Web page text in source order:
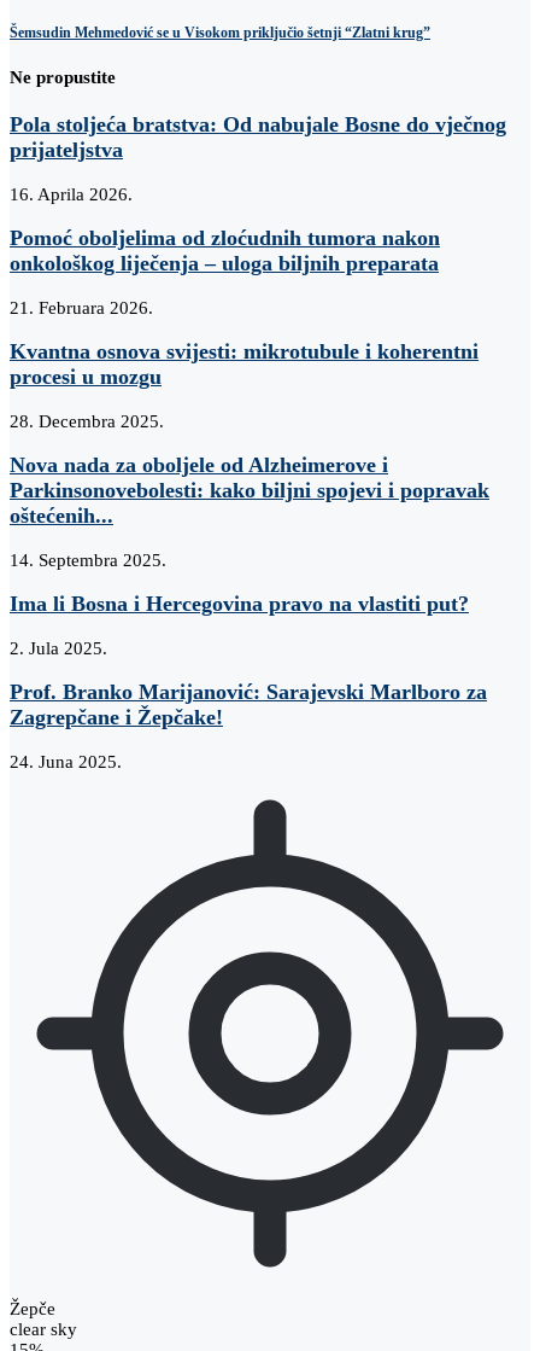
Šemsudin Mehmedović se u Visokom priključio šetnji “Zlatni krug”
Ne propustite
Pola stoljeća bratstva: Od nabujale Bosne do vječnog
prijateljstva
16. Aprila 2026.
Pomoć oboljelima od zloćudnih tumora nakon
onkološkog liječenja – uloga biljnih preparata
21. Februara 2026.
Kvantna osnova svijesti: mikrotubule i koherentni
procesi u mozgu
28. Decembra 2025.
Nova nada za oboljele od Alzheimerove i
Parkinsonovebolesti: kako biljni spojevi i popravak
oštećenih...
14. Septembra 2025.
Ima li Bosna i Hercegovina pravo na vlastiti put?
2. Jula 2025.
Prof. Branko Marijanović: Sarajevski Marlboro za
Zagrepčane i Žepčake!
24. Juna 2025.
Žepče
clear sky